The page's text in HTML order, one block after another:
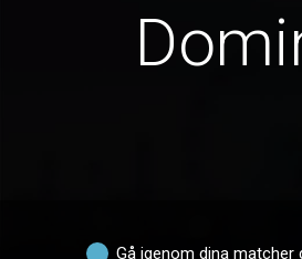
Gå igenom dina matcher